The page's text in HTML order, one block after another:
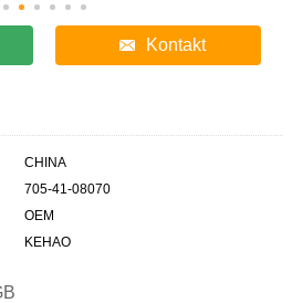
Kontakt
CHINA
705-41-08070
OEM
KEHAO